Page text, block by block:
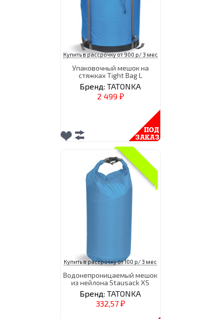
Купить в рассрочку от 900 р/ 3 мес
Упаковочный мешок на
стяжках Tight Bag L
Бренд: TATONKA
2 499 ₽
Купить в рассрочку от 100 р/ 3 мес
Водонепроницаемый мешок
из нейлона Stausack XS
Бренд: TATONKA
332,57 ₽